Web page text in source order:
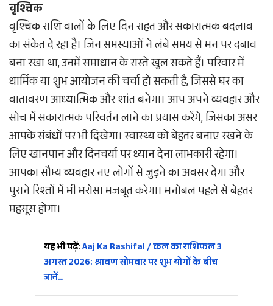
वृश्चिक
वृश्चिक राशि वालों के लिए दिन राहत और सकारात्मक बदलाव
का संकेत दे रहा है। जिन समस्याओं ने लंबे समय से मन पर दबाव
बना रखा था, उनमें समाधान के रास्ते खुल सकते हैं। परिवार में
धार्मिक या शुभ आयोजन की चर्चा हो सकती है, जिससे घर का
वातावरण आध्यात्मिक और शांत बनेगा। आप अपने व्यवहार और
सोच में सकारात्मक परिवर्तन लाने का प्रयास करेंगे, जिसका असर
आपके संबंधों पर भी दिखेगा। स्वास्थ्य को बेहतर बनाए रखने के
लिए खानपान और दिनचर्या पर ध्यान देना लाभकारी रहेगा।
आपका सौम्य व्यवहार नए लोगों से जुड़ने का अवसर देगा और
पुराने रिश्तों में भी भरोसा मजबूत करेगा। मनोबल पहले से बेहतर
महसूस होगा।
यह भी पढ़ें:Aaj Ka Rashifal / कल का राशिफल 3
अगस्त 2026: श्रावण सोमवार पर शुभ योगों के बीच
जानें…